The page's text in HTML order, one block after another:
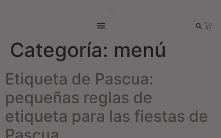
Categoría: menú
Etiqueta de Pascua:
pequeñas reglas de
etiqueta para las fiestas de